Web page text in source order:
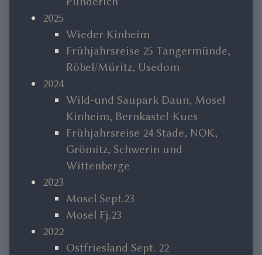
2025
Wieder Kinheim
Frühjahrsreise 25 Tangermünde,
Röbel/Müritz, Usedom
2024
Wild-und Saupark Daun, Mosel
Kinheim, Bernkastel-Kues
Frühjahrsreise 24 Stade, NOK,
Grömitz, Schwerin und
Wittenberge
2023
Mosel Sept.23
Mosel Fj.23
2022
Ostfriesland Sept. 22